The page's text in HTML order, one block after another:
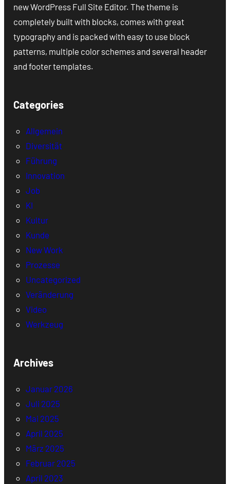
new WordPress Full Site Editor. The theme is
completely built with blocks, comes with great
typography and is packed with easy to use block
patterns, multiple color schemes and several header
and footer templates.
Categories
Allgemein
Diversität
Führung
Innovation
Job
KI
Kultur
Kunde
New Work
Prozesse
Uncategorized
Veränderung
Video
Werkzeug
Archives
Januar 2026
Juli 2025
Mai 2025
April 2025
März 2025
Februar 2025
April 2023